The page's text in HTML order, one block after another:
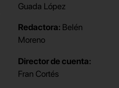
Guada López
Redactora: Belén
Moreno
Director de cuenta:
Fran Cortés